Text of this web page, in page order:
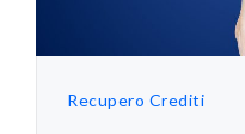
Recupero Crediti